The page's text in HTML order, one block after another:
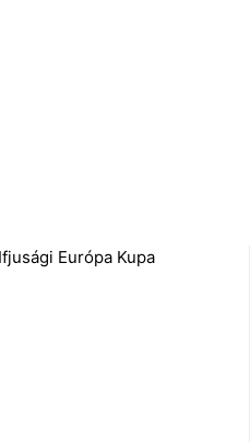
Ifjusági Európa Kupa